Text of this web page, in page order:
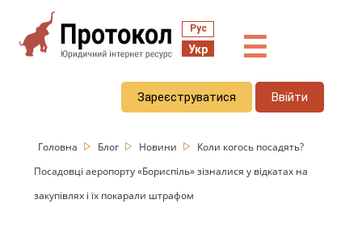
Рус
Укр ☰
Зареєструватися Ввійти
Головна Блог Новини
Коли когось посадять?
Посадовці аеропорту «Бориспіль» зізналися у відкатах на
закупівлях і їх покарали штрафом